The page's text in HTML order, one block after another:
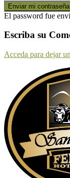
El password fue
Escriba su
Acceda para dejar